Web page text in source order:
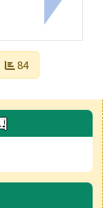
「115年科宇宙
下一筆：
84